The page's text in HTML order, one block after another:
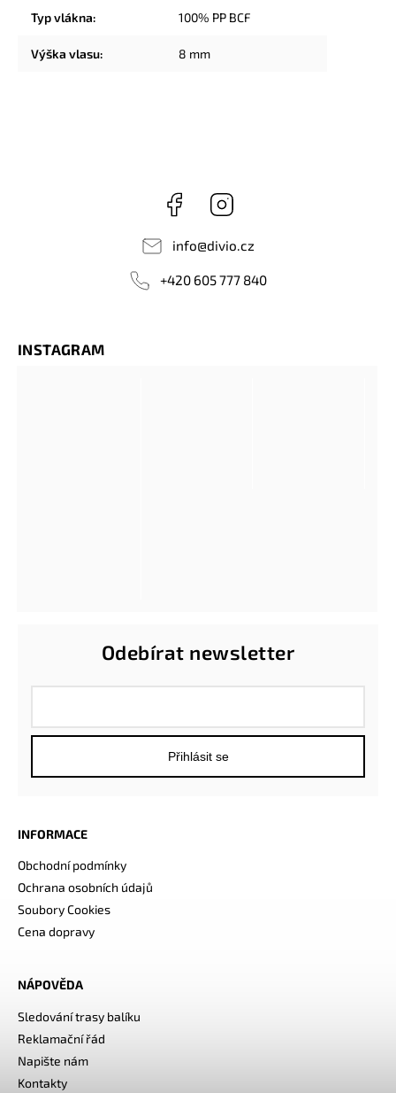
Typ vlákna: 100% PP BCF
Výška vlasu: 8 mm
Facebook
info@divio.cz
+420 605 777 840
INFORMACE
Obchodní podmínky
Ochrana osobních údajů
Soubory Cookies
Cena dopravy
NÁPOVĚDA
Sledování trasy balíku
Reklamační řád
Napište nám
Kontakty
INSTAGRAM
Odebírat newsletter
Přihlásit se